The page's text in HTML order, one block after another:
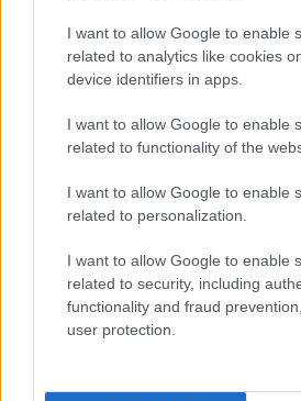
I want to allow Google to enable
related to analytics like cookies
device identifiers in apps.
I want to allow Google to enable
related to functionality of the
I want to allow Google to enable
related to personalization.
I want to allow Google to enable
related to security, including
functionality and fraud
user protection.
Pausa caffè impeccabile:
rinascita della strada
Raid nelle campagne di
la rete elettrica
ritrova la strada